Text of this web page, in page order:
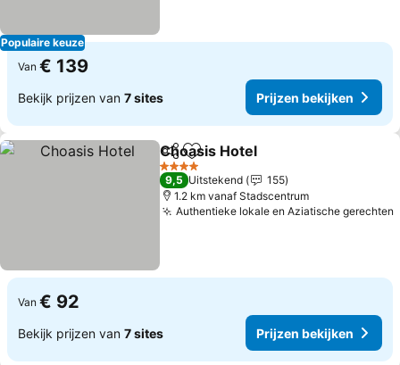
Populaire keuze
Van € 139
Bekijk prijzen van 7 sites Prijzen bekijken
DelenToevoegen aan favorieten
Choasis Hotel
4 Sterren
9,5 Uitstekend
155
1.2 km vanaf Stadscentrum
Authentieke lokale en Aziatische gerechten
Van € 92
Bekijk prijzen van 7 sites Prijzen bekijken